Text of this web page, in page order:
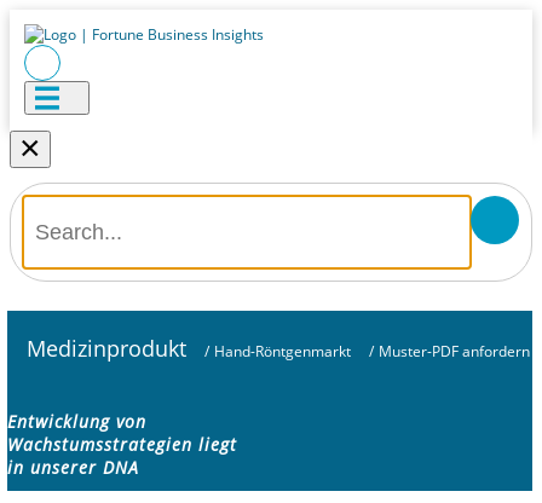
×
Medizinprodukt / Hand-Röntgenmarkt / Muster-PDF anfordern
Entwicklung von
Wachstumsstrategien liegt
in unserer DNA